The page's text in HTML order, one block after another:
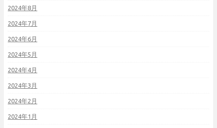
2024年8月
2024年7月
2024年6月
2024年5月
2024年4月
2024年3月
2024年2月
2024年1月